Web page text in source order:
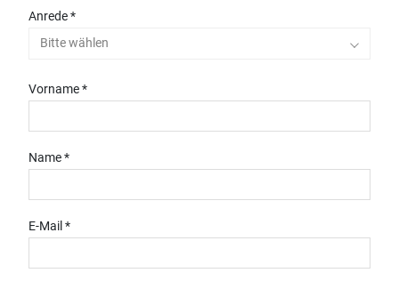
Anrede *
Bitte wählen
Vorname *
Name *
E-Mail *